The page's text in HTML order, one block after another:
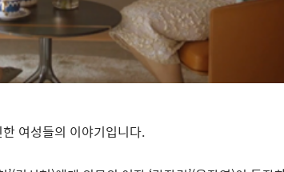
여성들의 이야기입니다.